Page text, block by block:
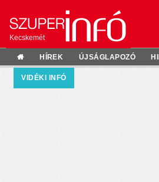
Kecskemét
HÍREK ÚJSÁGLAPOZÓ
VIDÉKI INFÓ